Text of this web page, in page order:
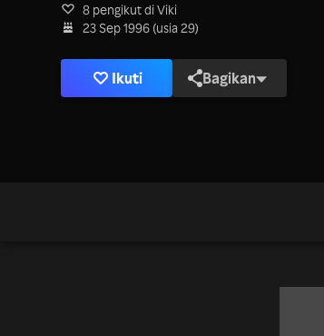
8 pengikut di Viki
23 Sep 1996 (usia 29)
Ikuti Bagikan